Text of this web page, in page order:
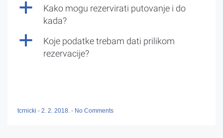
a
Kako mogu rezervirati putovanje i do
kada?
a
Koje podatke trebam dati prilikom
rezervacije?
tcrnicki - 2. 2. 2018. - No Comments